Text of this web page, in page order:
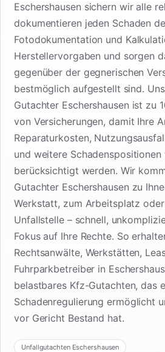
Eschershausen sichern wir alle
dokumentieren jeden Schaden
Fotodokumentation und
Herstellervorgaben und sorgen
gegenüber der gegnerischen
bestmöglich aufgestellt sind.
Gutachter Eschershausen ist zu
von Versicherungen, damit Ihre
Reparaturkosten,
und weitere
berücksichtigt werden. Wir
Gutachter Eschershausen zu
Werkstatt, zum Arbeitsplatz
Unfallstelle – schnell,
Fokus auf Ihre Rechte. So
Rechtsanwälte, Werkstätten,
Fuhrparkbetreiber in
belastbares Kfz-Gutachten, das
Schadenregulierung ermöglicht
vor Gericht Bestand hat.
Unfallgutachten Eschershausen